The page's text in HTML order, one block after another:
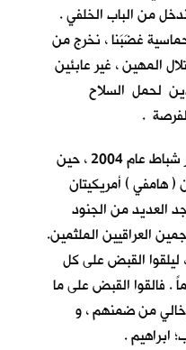
من الباب الخلفي .
غضَبَنا ، نخرج من
المهين ، غير عابئين
لحمل السلاح
.
في ذلك اليوم الشتائي من شهر شباط عام 2004 ، حين
هامفي ) أمريكيتان
العديد من الجنود
العراقيين الملثمين.
القبض على كل
فالقوا القبض على ما
من ضمنهم ، و
ابراهيم .